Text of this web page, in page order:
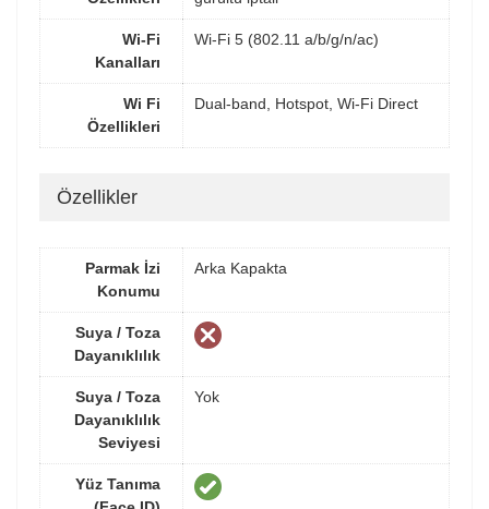
Wi-Fi
Kanalları
Wi-Fi 5 (802.11 a/b/g/n/ac)
Wi Fi
Özellikleri
Dual-band, Hotspot, Wi-Fi Direct
Özellikler
Parmak İzi
Konumu
Arka Kapakta
Suya / Toza
Dayanıklılık
Suya / Toza
Dayanıklılık
Seviyesi
Yok
Yüz Tanıma